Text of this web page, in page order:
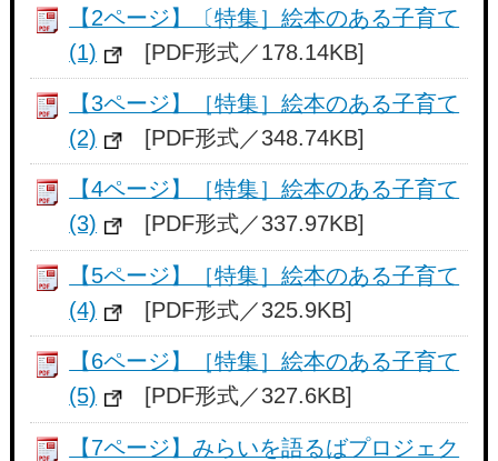
【2ページ】〔特集］絵本のある子育て
(1)
[PDF形式／178.14KB]
【3ページ】［特集］絵本のある子育て
(2)
[PDF形式／348.74KB]
【4ページ】［特集］絵本のある子育て
(3)
[PDF形式／337.97KB]
【5ページ】［特集］絵本のある子育て
(4)
[PDF形式／325.9KB]
【6ページ】［特集］絵本のある子育て
(5)
[PDF形式／327.6KB]
【7ページ】みらいを語るばプロジェク